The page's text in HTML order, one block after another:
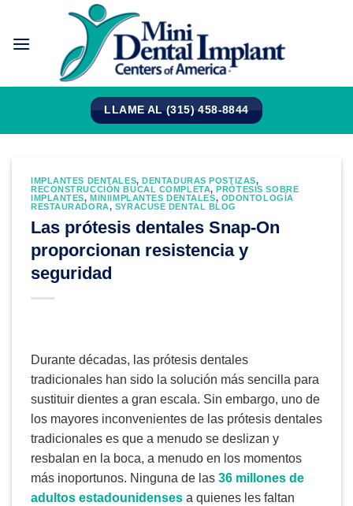
contenido
LLAME AL (315) 458-8844
IMPLANTES DENTALES,DENTADURAS POSTIZAS,
RECONSTRUCCIÓN BUCAL COMPLETA,PRÓTESIS SOBRE
IMPLANTES,MINIIMPLANTES DENTALES, ODONTOLOGÍA
RESTAURADORA, SYRACUSE DENTAL BLOG
Las prótesis dentales Snap-On
proporcionan resistencia y
seguridad
Durante décadas, las prótesis dentales
tradicionales han sido la solución más sencilla para
sustituir dientes a gran escala. Sin embargo, uno de
los mayores inconvenientes de las prótesis dentales
tradicionales es que a menudo se deslizan y
resbalan en la boca, a menudo en los momentos
más inoportunos. Ninguna de las 36 millones de
adultos estadounidenses a quienes les faltan